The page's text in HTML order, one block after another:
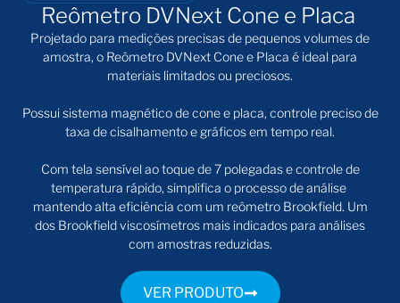
Reômetro DVNext Cone e Placa
Projetado para medições precisas de pequenos volumes de
amostra, o Reômetro DVNext Cone e Placa é ideal para
materiais limitados ou preciosos.
Possui sistema magnético de cone e placa, controle preciso de
taxa de cisalhamento e gráficos em tempo real.
Com tela sensível ao toque de 7 polegadas e controle de
temperatura rápido, simplifica o processo de análise
mantendo alta eficiência com um reômetro Brookfield. Um
dos Brookfield viscosímetros mais indicados para análises
com amostras reduzidas.
VER PRODUTO